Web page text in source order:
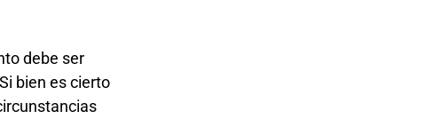
debe ser
bien es cierto